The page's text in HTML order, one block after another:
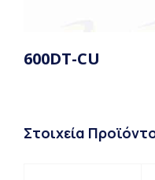
600DT-CU
Στοιχεία